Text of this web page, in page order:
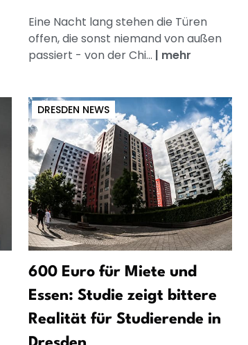
Eine Nacht lang stehen die Türen
offen, die sonst niemand von außen
passiert - von der Chi... | mehr
DRESDEN NEWS
600 Euro für Miete und
Essen: Studie zeigt bittere
Realität für Studierende in